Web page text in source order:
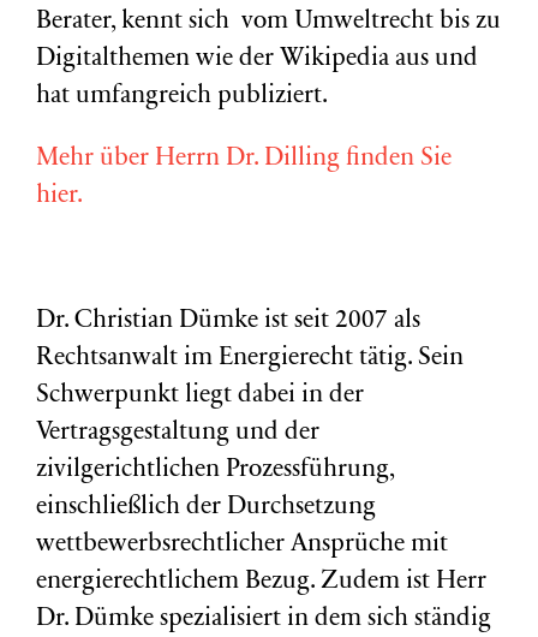
Berater, kennt sich vom Umweltrecht bis zu
Digitalthemen wie der Wikipedia aus und
hat umfangreich publiziert.
Mehr über Herrn Dr. Dilling finden Sie
hier.
Dr. Christian Dümke ist seit 2007 als
Rechtsanwalt im Energierecht tätig. Sein
Schwerpunkt liegt dabei in der
Vertragsgestaltung und der
zivilgerichtlichen Prozessführung,
einschließlich der Durchsetzung
wettbewerbsrechtlicher Ansprüche mit
energierechtlichem Bezug. Zudem ist Herr
Dr. Dümke spezialisiert in dem sich ständig